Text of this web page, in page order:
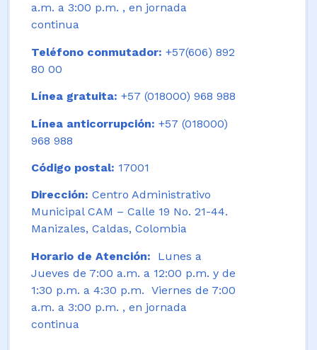
a.m. a 3:00 p.m. , en jornada
continua
Teléfono conmutador: +57(606) 892
80 00
Línea gratuita: +57 (018000) 968 988
Línea anticorrupción: +57 (018000)
968 988
Código postal: 17001
Dirección: Centro Administrativo
Municipal CAM – Calle 19 No. 21-44.
Manizales, Caldas, Colombia
Horario de Atención: Lunes a
Jueves de 7:00 a.m. a 12:00 p.m. y de
1:30 p.m. a 4:30 p.m. Viernes de 7:00
a.m. a 3:00 p.m. , en jornada
continua